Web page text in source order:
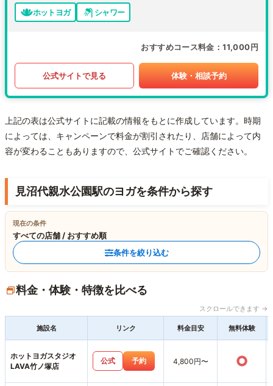
ホットヨガ シャワー
おすすめコース料金 11,000円
公式サイトで見る 体験・相談予約
上記の表は公式サイトに記載の情報をもとに作成しています。時期
によっては、キャンペーンで料金が割引されたり、店舗によって内
容が変わることもありますので、公式サイトでご確認ください。
見沼代親水公園駅のヨガを条件から探す
現在の条件
すべての店舗 / おすすめ順
条件を絞り込む
料金・体験・特徴を比べる
スクロールできます →
施設名 リンク 料金目安 無料体験
ホットヨガスタジオ
LAVA竹ノ塚店
公式 予約 4,800円〜 ○